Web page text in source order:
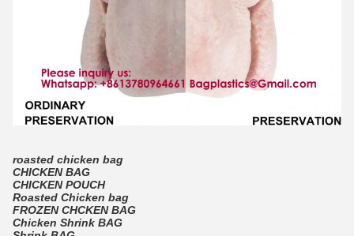
roasted chicken bag
CHICKEN BAG
CHICKEN POUCH
Roasted Chicken bag
FROZEN CHCKEN BAG
Chicken Shrink BAG